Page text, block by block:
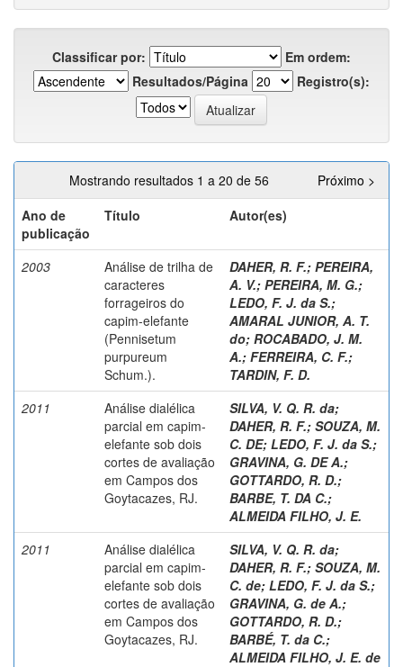
Classificar por:
Em ordem:
Resultados/Página
Registro(s):
Mostrando resultados 1 a 20 de 56
Próximo >
Ano de
publicação
Título Autor(es)
2003
Análise de trilha de
caracteres
forrageiros do
capim-elefante
(Pennisetum
purpureum
Schum.).
DAHER, R. F.; PEREIRA,
A. V.; PEREIRA, M. G.;
LEDO, F. J. da S.;
AMARAL JUNIOR, A. T.
do; ROCABADO, J. M.
A.; FERREIRA, C. F.;
TARDIN, F. D.
2011
Análise dialélica
parcial em capim-
elefante sob dois
cortes de avaliação
em Campos dos
Goytacazes, RJ.
SILVA, V. Q. R. da;
DAHER, R. F.; SOUZA, M.
C. DE; LEDO, F. J. da S.;
GRAVINA, G. DE A.;
GOTTARDO, R. D.;
BARBE, T. DA C.;
ALMEIDA FILHO, J. E.
2011
Análise dialélica
parcial em capim-
elefante sob dois
cortes de avaliação
em Campos dos
Goytacazes, RJ.
SILVA, V. Q. R. da;
DAHER, R. F.; SOUZA, M.
C. de; LEDO, F. J. da S.;
GRAVINA, G. de A.;
GOTTARDO, R. D.;
BARBÉ, T. da C.;
ALMEIDA FILHO, J. E. de